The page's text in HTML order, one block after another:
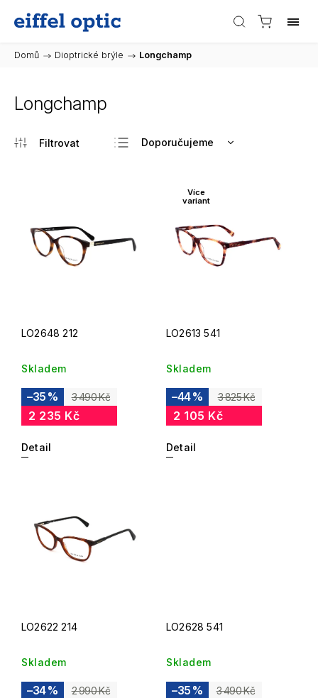
Domů / Dioptrické brýle / Longchamp
Longchamp
Doporučujeme
Nejdražší
Abecedně
LO2648 212
Skladem
3 490 Kč
–35 %
2 235 Kč
Detail
Více
variant
LO2613 541
Skladem
3 825 Kč
–44 %
2 105 Kč
Detail
LO2622 214
Skladem
2 990 Kč
–34 %
LO2628 541
Skladem
3 490 Kč
–35 %